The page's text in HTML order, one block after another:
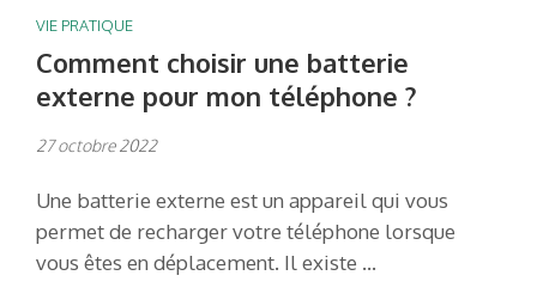
VIE PRATIQUE
Comment choisir une batterie
externe pour mon téléphone ?
27 octobre 2022
Une batterie externe est un appareil qui vous
permet de recharger votre téléphone lorsque
vous êtes en déplacement. Il existe …